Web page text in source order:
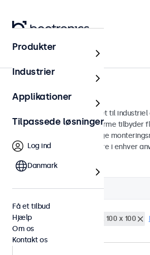
Skærme
15-tommer skærme
15 tommer skærme designet til
brug. Vores 15-tommer skærme tilbyder
billedforbindelser og alsidige
gør dem nemme at integrere i enhver
Filter (0)
15 tommer skaerme VESA 100 x 100
Produkter
Industrier
Applikationer
Tilpassede løsninger
Log ind
Danmark
Få et tilbud
Hjælp
Om os
Kontakt os